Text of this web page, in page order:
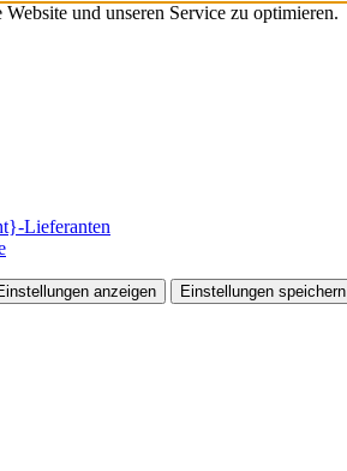
und unseren Service zu optimieren.
Lieferanten
anzeigen Einstellungen speichern